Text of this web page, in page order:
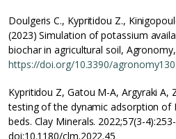
Doulgeris C., Kypritidou Z.,
(2023) Simulation of potassium
biochar in agricultural soil,
https://doi.org/10.3390/
Kypritidou Z, Gatou M-A, Argyraki A,
testing of the dynamic adsorption of
beds. Clay Minerals. 2022;57(3-
doi:10.1180/clm.2022.45